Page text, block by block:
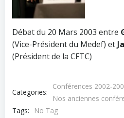
Débat du 20 Mars 2003 entre
(Vice-Président du Medef) et
(Président de la CFTC)
Categories:
Conférences 2002-
Nos anciennes
Tags:
No Tag